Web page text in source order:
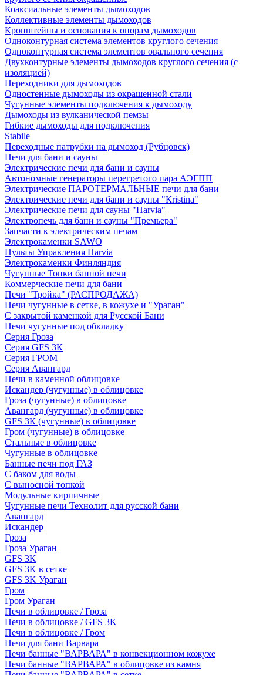
Коаксиальные элементы дымоходов
Коллективные элементы дымоходов
Кронштейны и основания к опорам дымоходов
Одноконтурная система элементов круглого сечения
Одноконтурная система элементов овального сечения
Двухконтурные элементы дымоходов круглого сечения (с
изоляцией)
Переходники для дымоходов
Одностенные дымоходы из окрашенной стали
Чугунные элементы подключения к дымоходу
Дымоходы из вулканической пемзы
Гибкие дымоходы для подключения
Stabile
Переходные патрубки на дымоход (Рубцовск)
Печи для бани и сауны
Электрические печи для бани и сауны
Автономные генераторы перегретого пара АЭГПП
Электрические ПАРОТЕРМАЛЬНЫЕ печи для бани
Электрические печи для бани и сауны "Кristina"
Электрические печи для сауны "Harvia"
Электропечь для бани и сауны "Премьера"
Запчасти к электрическим печам
Электрокаменки SAWO
Пульты Управления Harvia
Электрокаменки Финляндия
Чугунные Топки банной печи
Коммерческие печи для бани
Печи "Тройка" (РАСПРОДАЖА)
Печи чугунные в сетке, в кожухе и "Ураган"
С закрытой каменкой для Русской Бани
Печи чугунные под обкладку
Серия Гроза
Серия GFS ЗК
Серия ГРОМ
Серия Авангард
Печи в каменной облицовке
Искандер (чугунные) в облицовке
Гроза (чугунные) в облицовке
Авангард (чугунные) в облицовке
GFS ЗК (чугунные) в облицовке
Гром (чугунные) в облицовке
Стальные в облицовке
Чугунные в облицовке
Банные печи под ГАЗ
С баком для воды
С выносной топкой
Модульные кирпичные
Чугунные печи Технолит для русской бани
Авангард
Искандер
Гроза
Гроза Ураган
GFS 3K
GFS 3K в сетке
GFS 3K Ураган
Гром
Гром Ураган
Печи в облицовке / Гроза
Печи в облицовке / GFS 3K
Печи в облицовке / Гром
Печи для бани Варвара
Печи банные "ВАРВАРА" в конвекционном кожухе
Печи банные "ВАРВАРА" в облицовке из камня